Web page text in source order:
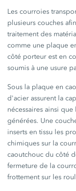
Les courroies
plusieurs couches
traitement des
comme une plaque
côté porteur est en
soumis à une usure
Sous la plaque en
d'acier assurent la
nécessaires ainsi
générées. Une
inserts en tissu les
chimiques sur la
caoutchouc du côté
fermeture de la
frottement sur les